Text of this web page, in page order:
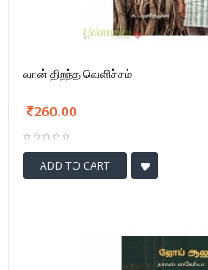
வான் திறந்த வெளிச்சம்
260.00
ADD TO CART